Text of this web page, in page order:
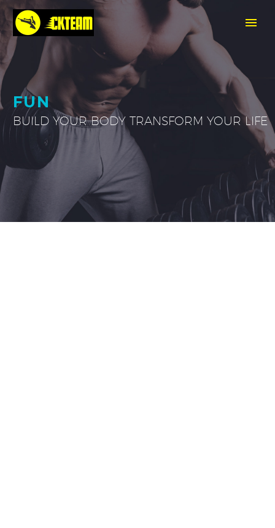
FUN
BUILD YOUR BODY TRANSFORM YOUR LIFE